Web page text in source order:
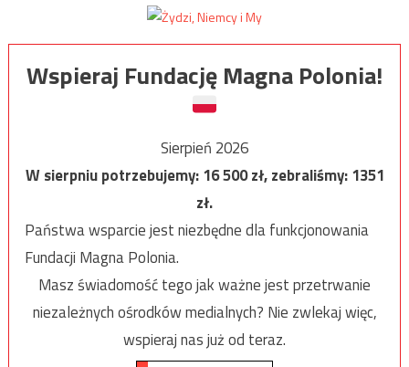
Wspieraj Fundację Magna Polonia!
Sierpień 2026
W sierpniu potrzebujemy:16 500zł, zebraliśmy:1351
zł.
Państwa wsparcie jest niezbędne dla funkcjonowania
Fundacji Magna Polonia.
Masz świadomość tego jak ważne jest przetrwanie
niezależnych ośrodków medialnych? Nie zwlekaj więc,
wspieraj nas już od teraz.